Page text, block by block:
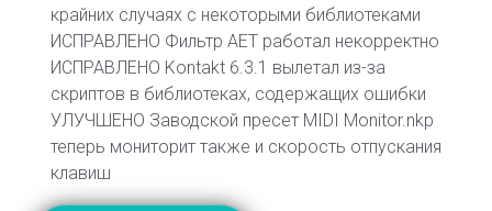
крайних случаях с некоторыми библиотеками
ИСПРАВЛЕНО Фильтр AET работал некорректно
ИСПРАВЛЕНО Kontakt 6.3.1 вылетал из-за
скриптов в библиотеках, содержащих ошибки
УЛУЧШЕНО Заводской пресет MIDI Monitor.nkp
теперь мониторит также и скорость отпускания
клавиш